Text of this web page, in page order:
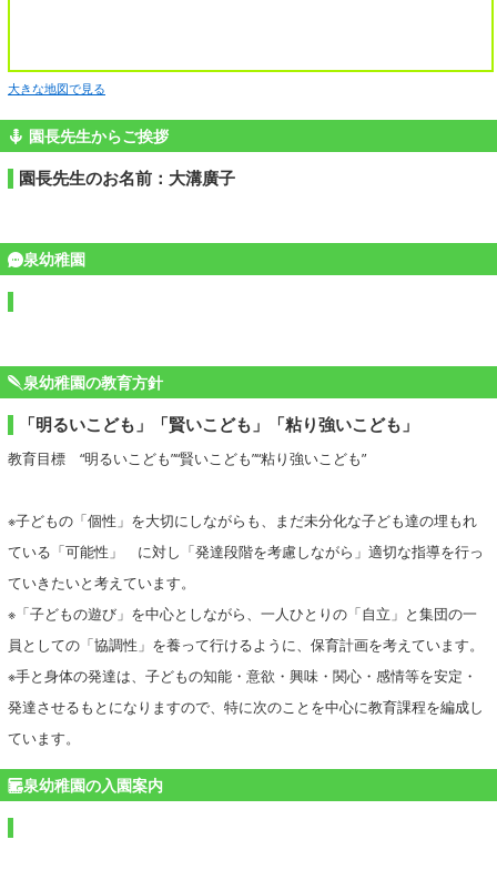
大きな地図で見る
園長先生からご挨拶
園長先生のお名前：大溝廣子
泉幼稚園
泉幼稚園の教育方針
「明るいこども」「賢いこども」「粘り強いこども」
教育目標 “明るいこども”“賢いこども”“粘り強いこども”
※子どもの「個性」を大切にしながらも、まだ未分化な子ども達の埋もれ
ている「可能性」 に対し「発達段階を考慮しながら」適切な指導を行っ
ていきたいと考えています。
※「子どもの遊び」を中心としながら、一人ひとりの「自立」と集団の一
員としての「協調性」を養って行けるように、保育計画を考えています。
※手と身体の発達は、子どもの知能・意欲・興味・関心・感情等を安定・
発達させるもとになりますので、特に次のことを中心に教育課程を編成し
ています。
泉幼稚園の入園案内